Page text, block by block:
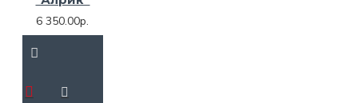
6 350.00р.